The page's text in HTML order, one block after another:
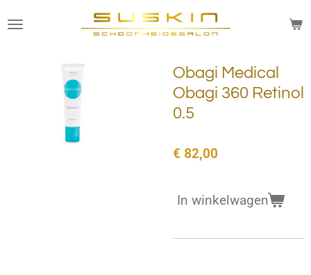
direct
Obagi Medical
Obagi 360 Retinol
0.5
€ 82,00
In winkelwagen